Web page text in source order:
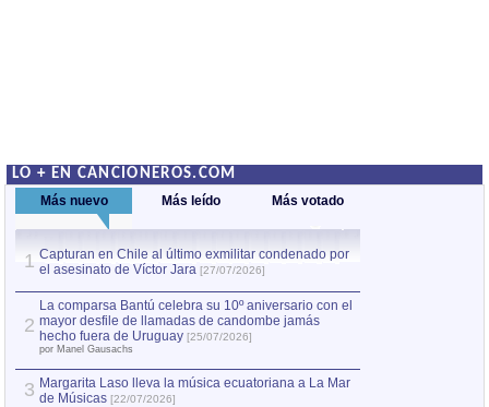
LO + EN CANCIONEROS.COM
Más nuevo Más leído Más votado
1 Capturan en Chile al último exmilitar condenado por
el asesinato de Víctor Jara [27/07/2026]
2
La comparsa Bantú celebra su 10º aniversario con el
mayor desfile de llamadas de candombe jamás
hecho fuera de Uruguay [25/07/2026]
por Manel Gausachs
3 Margarita Laso lleva la música ecuatoriana a La Mar
de Músicas [22/07/2026]